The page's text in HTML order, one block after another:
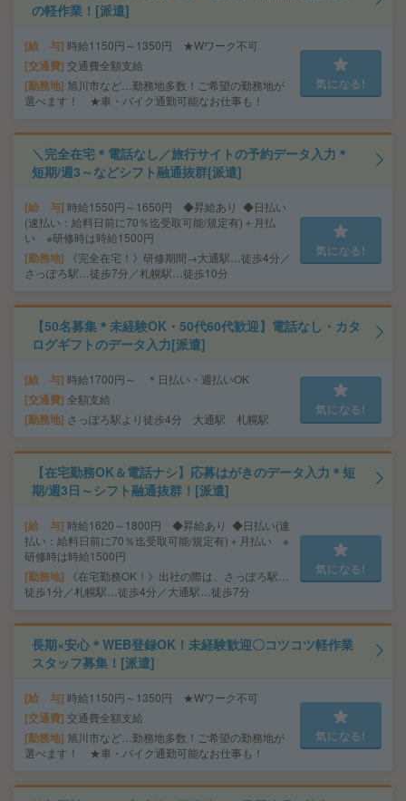
の軽作業！[派遣]
給 与 時給1150円～1350円 ★Wワーク不可
交通費 交通費全額支給
勤務地 旭川市など…勤務地多数！ご希望の勤務地が
選べます！ ★車・バイク通勤可能なお仕事も！
気になる!
＼完全在宅＊電話なし／旅行サイトの予約データ入力＊
短期/週3～などシフト融通抜群[派遣]
給 与 時給1550円～1650円 ◆昇給あり ◆日払い
(速払い：給料日前に70％迄受取可能/規定有)＋月払
い ※研修時は時給1500円
勤務地
《完全在宅！》研修期間→大通駅…徒歩4分／
さっぽろ駅…徒歩7分／札幌駅…徒歩10分
気になる!
【50名募集＊未経験OK・50代60代歓迎】電話なし・カタ
ログギフトのデータ入力[派遣]
給 与 時給1700円～ ＊日払い・週払いOK
交通費 全額支給
勤務地 さっぽろ駅より徒歩4分 大通駅 札幌駅
気になる!
【在宅勤務OK＆電話ナシ】応募はがきのデータ入力＊短
期/週3日～シフト融通抜群！[派遣]
給 与 時給1620～1800円 ◆昇給あり ◆日払い(速
払い：給料日前に70％迄受取可能/規定有)＋月払い ※
研修時は時給1500円
勤務地
《在宅勤務OK！》出社の際は、さっぽろ駅…
徒歩1分／札幌駅…徒歩4分／大通駅…徒歩7分
気になる!
長期×安心＊WEB登録OK！未経験歓迎〇コツコツ軽作業
スタッフ募集！[派遣]
給 与 時給1150円～1350円 ★Wワーク不可
交通費 交通費全額支給
勤務地 旭川市など…勤務地多数！ご希望の勤務地が
選べます！ ★車・バイク通勤可能なお仕事も！
気になる!